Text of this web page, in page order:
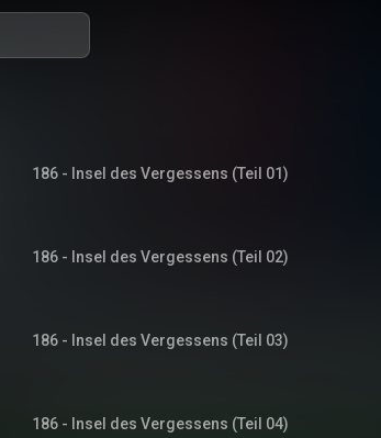
186 - Insel des Vergessens (Teil 01)
186 - Insel des Vergessens (Teil 02)
186 - Insel des Vergessens (Teil 03)
186 - Insel des Vergessens (Teil 04)